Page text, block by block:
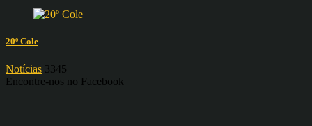
20º Cole
Notícias 3345
Encontre-nos no Facebook